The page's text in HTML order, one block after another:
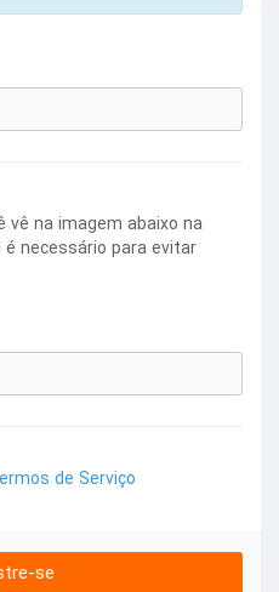
vê na imagem abaixo na
necessário para evitar
de Serviço